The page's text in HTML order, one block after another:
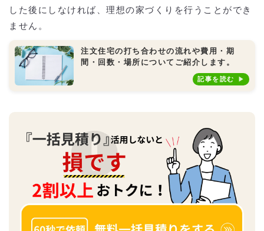
した後にしなければ、理想の家づくりを行うことができ
ません。
注文住宅の打ち合わせの流れや費用・期
間・回数・場所についてご紹介します。
記事を読む